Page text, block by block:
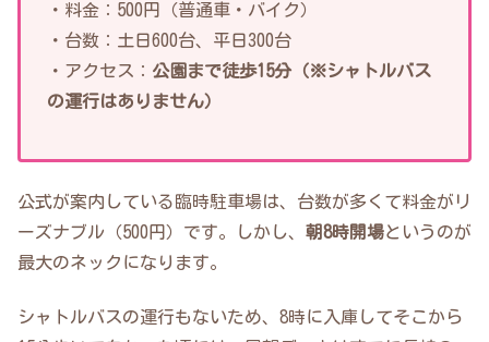
・料金：500円（普通車・バイク）
・台数：土日600台、平日300台
・アクセス： 公園まで徒歩15分（※シャトルバス
の運行はありません）
公式が案内している臨時駐車場は、台数が多くて料金がリ
ーズナブル（500円）です。しかし、 朝8時開場というのが
最大のネックになります。
シャトルバスの運行もないため、8時に入庫してそこから